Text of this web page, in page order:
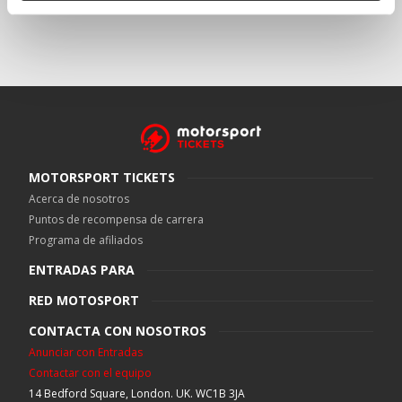
MOTORSPORT TICKETS
Acerca de nosotros
Puntos de recompensa de carrera
Programa de afiliados
ENTRADAS PARA
RED MOTOSPORT
CONTACTA CON NOSOTROS
Anunciar con Entradas
Contactar con el equipo
14 Bedford Square, London. UK. WC1B 3JA